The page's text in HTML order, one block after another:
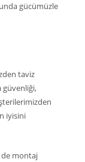
gücümüzle
taviz
güvenliği,
iyisini
de montaj